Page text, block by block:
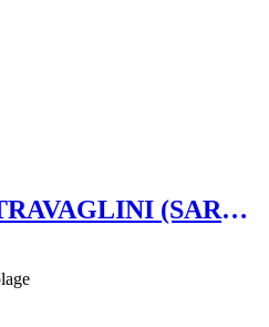
(SARL)